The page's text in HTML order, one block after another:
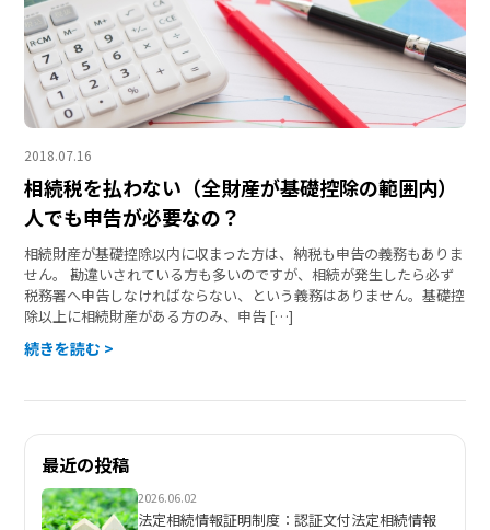
2018.07.16
相続税を払わない（全財産が基礎控除の範囲内）
人でも申告が必要なの？
相続財産が基礎控除以内に収まった方は、納税も申告の義務もありま
せん。 勘違いされている方も多いのですが、相続が発生したら必ず
税務署へ申告しなければならない、という義務はありません。基礎控
除以上に相続財産がある方のみ、申告 […]
続きを読む >
最近の投稿
2026.06.02
法定相続情報証明制度：認証文付法定相続情報